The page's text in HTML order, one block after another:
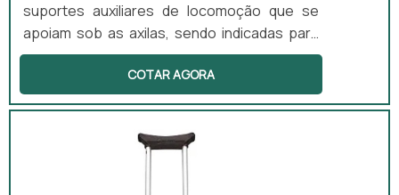
suportes auxiliares de locomoção que se
apoiam sob as axilas, sendo indicadas para
uso temporário em casos de lesão. Este tipo
de equipamento oferece estabilidade e
reduz a carga nos membros inferiores,
segurança. Além disso, as muletas são
ajustáveis em altura e contam com apoio
COTAR AGORA